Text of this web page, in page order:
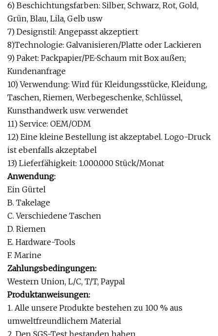
6) Beschichtungsfarben: Silber, Schwarz, Rot, Gold,
Grün, Blau, Lila, Gelb usw
7) Designstil: Angepasst akzeptiert
8)Technologie: Galvanisieren/Platte oder Lackieren
9) Paket: Packpapier/PE-Schaum mit Box außen;
Kundenanfrage
10) Verwendung: Wird für Kleidungsstücke, Kleidung,
Taschen, Riemen, Werbegeschenke, Schlüssel,
Kunsthandwerk usw. verwendet
11) Service: OEM/ODM
12) Eine kleine Bestellung ist akzeptabel. Logo-Druck
ist ebenfalls akzeptabel
13) Lieferfähigkeit: 1.000.000 Stück/Monat
Anwendung:
Ein Gürtel
B. Takelage
C. Verschiedene Taschen
D. Riemen
E. Hardware-Tools
F. Marine
Zahlungsbedingungen:
Western Union, L/C, T/T, Paypal
Produktanweisungen:
1. Alle unsere Produkte bestehen zu 100 % aus
umweltfreundlichem Material
2. Den SGS-Test bestanden haben